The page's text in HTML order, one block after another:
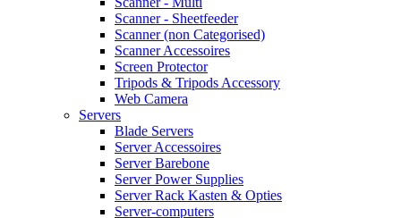
Scanner - Sheetfeeder
Scanner (non Categorised)
Scanner Accessoires
Screen Protector
Tripods & Tripods Accessory
Web Camera
Servers
Blade Servers
Server Accessoires
Server Barebone
Server Power Supplies
Server Rack Kasten & Opties
Server-computers